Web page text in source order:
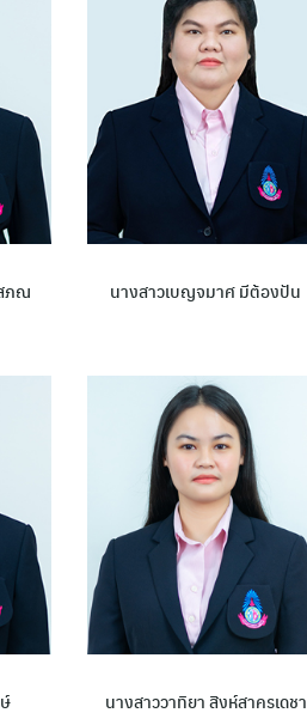
ภณ นางสาวเบญจมาศ มีต้องปัน
นางสาววาทิยา สิงห์สาครเดชา